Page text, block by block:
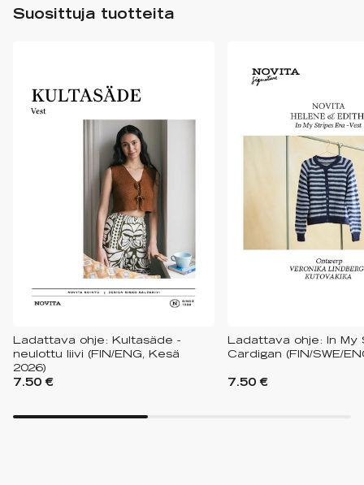
Suosittuja tuotteita
Ladattava ohje: Kultasäde -
neulottu liivi (FIN/ENG, Kesä
2026)
7.50 €
Ladattava ohje: In My
Cardigan (FIN/SWE/
7.50 €